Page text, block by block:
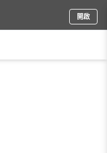
開啟